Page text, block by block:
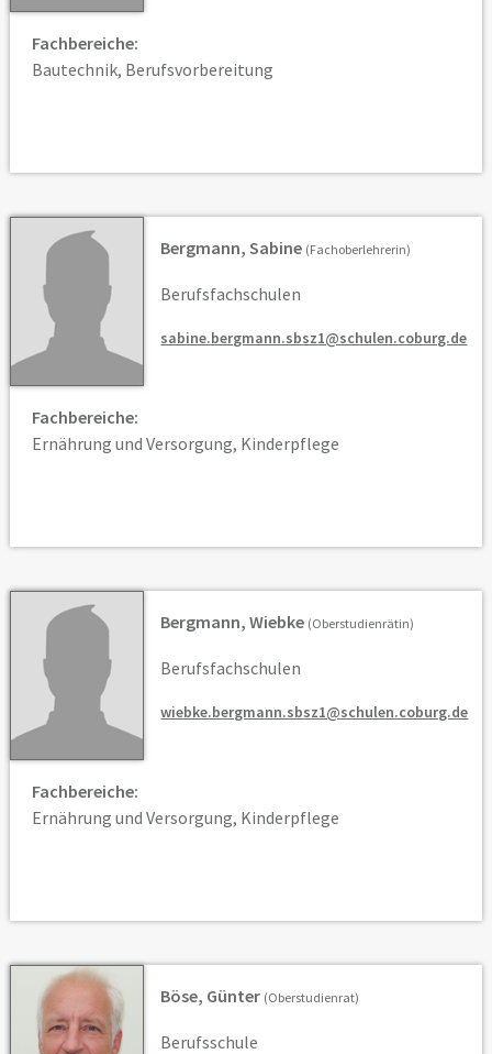
Fachbereiche:
Bautechnik, Berufsvorbereitung
Bergmann, Sabine (Fachoberlehrerin)
Berufsfachschulen
sabine.bergmann.sbsz1@schulen.coburg.de
Fachbereiche:
Ernährung und Versorgung, Kinderpflege
Bergmann, Wiebke (Oberstudienrätin)
Berufsfachschulen
wiebke.bergmann.sbsz1@schulen.coburg.de
Fachbereiche:
Ernährung und Versorgung, Kinderpflege
Böse, Günter (Oberstudienrat)
Berufsschule